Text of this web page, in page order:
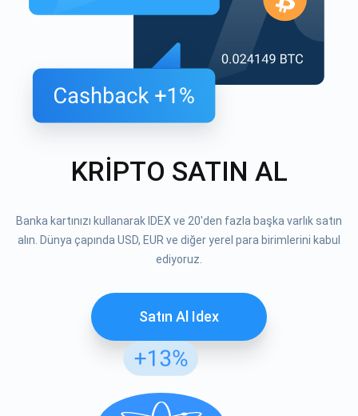
KRİPTO SATIN AL
Banka kartınızı kullanarak IDEX ve 20'den fazla başka varlık satın
alın. Dünya çapında USD, EUR ve diğer yerel para birimlerini kabul
ediyoruz.
Satın Al Idex